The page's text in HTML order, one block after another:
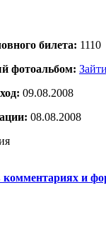
билета: 1110
фотоальбом:
09.08.2008
08.08.2008
и